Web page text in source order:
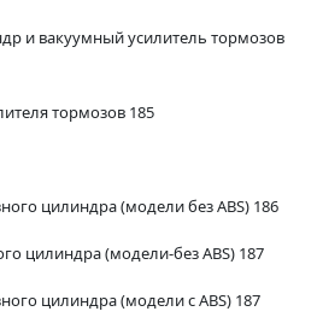
и вакуумный усилитель тормозов
тормозов 185
цилиндра (модели без ABS) 186
цилиндра (модели-без ABS) 187
цилиндра (модели c ABS) 187